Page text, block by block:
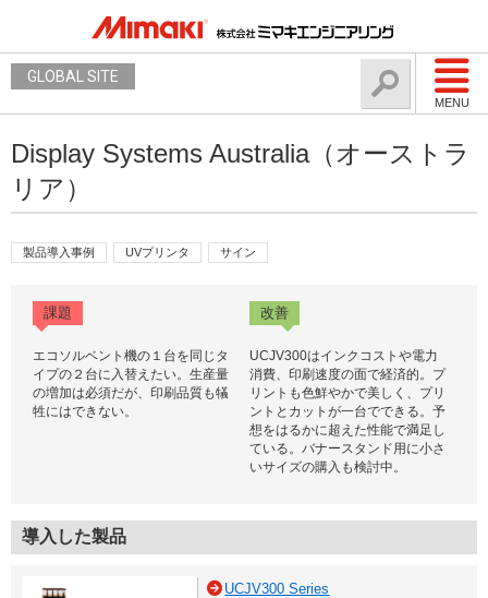
MENU
GLOBAL SITE
Display Systems Australia（オーストラ
リア）
製品導入事例 UVプリンタ サイン
課題 改善
エコソルベント機の１台を同じタ
イプの２台に入替えたい。生産量
の増加は必須だが、印刷品質も犠
牲にはできない。
UCJV300はインクコストや電力
消費、印刷速度の面で経済的。プ
リントも色鮮やかで美しく、プリ
ントとカットが一台でできる。予
想をはるかに超えた性能で満足し
ている。バナースタンド用に小さ
いサイズの購入も検討中。
導入した製品
UCJV300 Series